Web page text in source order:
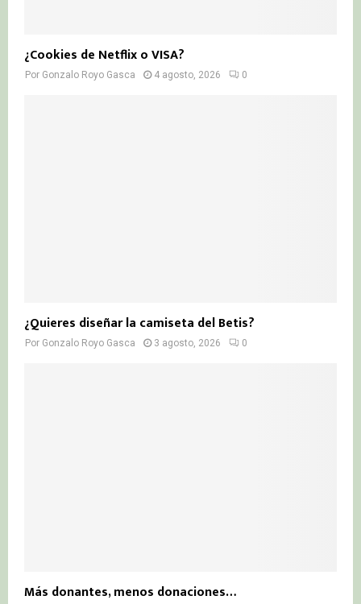
¿Cookies de Netflix o VISA?
Por Gonzalo Royo Gasca 4 agosto, 2026 0
¿Quieres diseñar la camiseta del Betis?
Por Gonzalo Royo Gasca 3 agosto, 2026 0
Más donantes, menos donaciones…